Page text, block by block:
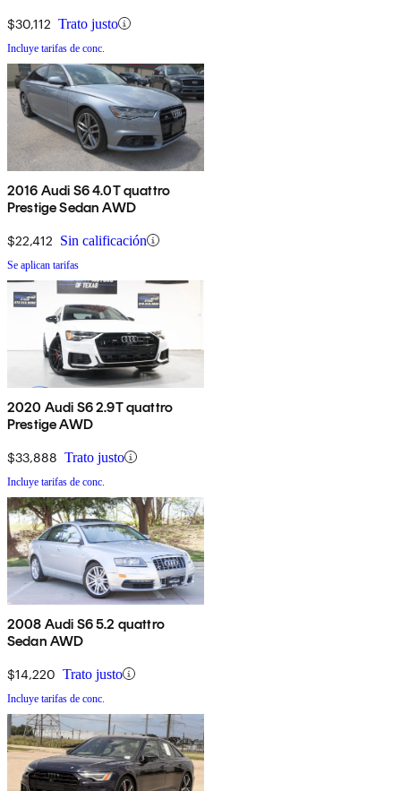
$30,112 Trato justo
Incluye tarifas de conc.
2016 Audi S6 4.0T quattro
Prestige Sedan AWD
$22,412 Sin calificación
Se aplican tarifas
2020 Audi S6 2.9T quattro
Prestige AWD
$33,888 Trato justo
Incluye tarifas de conc.
2008 Audi S6 5.2 quattro
Sedan AWD
$14,220 Trato justo
Incluye tarifas de conc.